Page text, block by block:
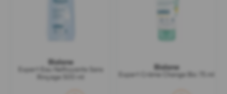
Biolane
Expert Eau Nettoyante Sans
Rinçage 500 ml
Biolane
Expert Crème Change Bio 75 ml